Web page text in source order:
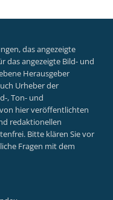
das angezeigte
das angezeigte Bild- und
Herausgeber
Urheber der
, Ton- und
hier veröffentlichten
redaktionellen
Bitte klären Sie vor
Fragen mit dem